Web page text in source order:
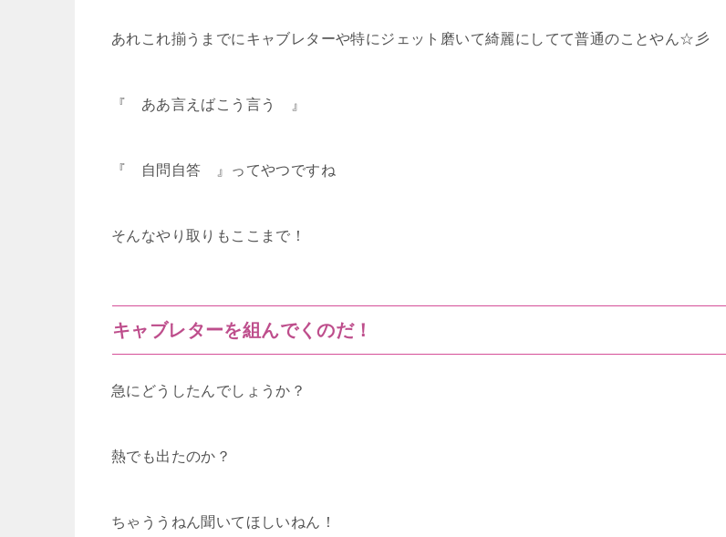
あれこれ揃うまでにキャブレターや特にジェット磨いて綺麗にしてて普通のことやん☆彡
『 ああ言えばこう言う 』
『 自問自答 』ってやつですね
そんなやり取りもここまで！
キャブレターを組んでくのだ！
急にどうしたんでしょうか？
熱でも出たのか？
ちゃううねん聞いてほしいねん！